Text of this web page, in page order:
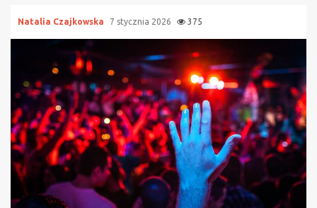
Natalia Czajkowska 7 stycznia 2026 375